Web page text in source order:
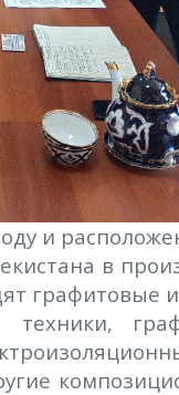
и
в
графитовые